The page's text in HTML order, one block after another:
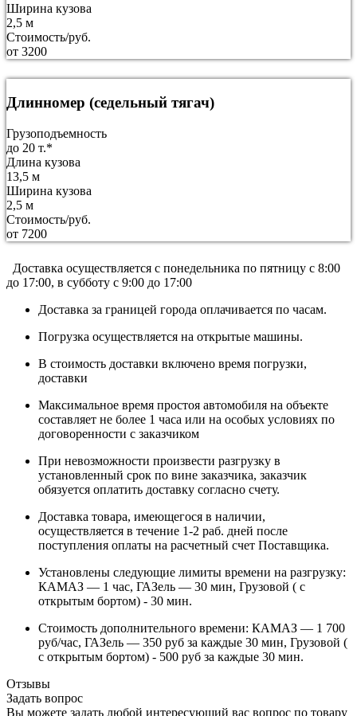
Ширина кузова
2,5 м
Стоимость/руб.
от 3200
Длинномер (седельный тягач)
Грузоподъемность
до 20 т.*
Длина кузова
13,5 м
Ширина кузова
2,5 м
Стоимость/руб.
от 7200
Доставка осуществляется c понедельника по пятницу с 8:00
до 17:00, в субботу с 9:00 до 17:00
Доставка за границей города оплачивается по часам.
Погрузка осуществляется на открытые машины.
В стоимость доставки включено время погрузки,
доставки
Максимальное время простоя автомобиля на объекте
составляет не более 1 часа или на особых условиях по
договоренности с заказчиком
При невозможности произвести разгрузку в
установленный срок по вине заказчика, заказчик
обязуется оплатить доставку согласно счету.
Доставка товара, имеющегося в наличии,
осуществляется в течение 1-2 раб. дней после
поступления оплаты на расчетный счет Поставщика.
Установлены следующие лимиты времени на разгрузку:
КАМАЗ — 1 час, ГАЗель — 30 мин, Грузовой ( с
открытым бортом) - 30 мин.
Стоимость дополнительного времени: КАМАЗ — 1 700
руб/час, ГАЗель — 350 руб за каждые 30 мин, Грузовой (
с открытым бортом) - 500 руб за каждые 30 мин.
Отзывы
Задать вопрос
Вы можете задать любой интересующий вас вопрос по товару